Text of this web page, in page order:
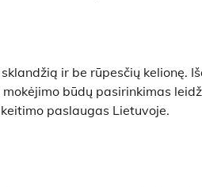
ir be rūpesčių kelionę.
būdų pasirinkimas
paslaugas Lietuvoje.